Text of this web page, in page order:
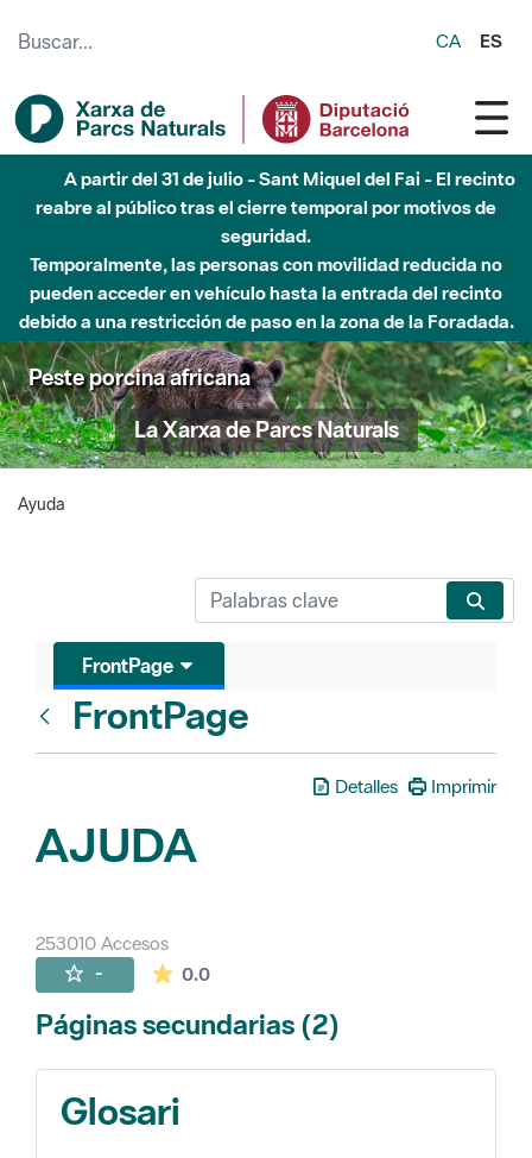
CA ES
A partir del 31 de julio - Sant Miquel del Fai - El recinto
reabre al público tras el cierre temporal por motivos de
seguridad.
Temporalmente, las personas con movilidad reducida no
pueden acceder en vehículo hasta la entrada del recinto
debido a una restricción de paso en la zona de la Foradada.
Peste porcina africana
La Xarxa de Parcs Naturals
Ayuda
FrontPage
FrontPage
Detalles Imprimir
AJUDA
253010 Accesos
- 0.0La valoración media es de 0 estrellas de
Páginas secundarias (2)
Glosari